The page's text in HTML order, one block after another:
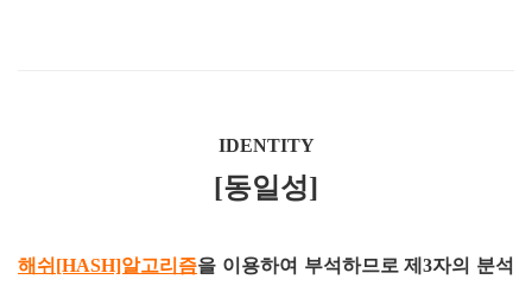
IDENTITY
[동일성]
해쉬[HASH]알고리즘을 이용하여 부석하므로 제3자의 분석